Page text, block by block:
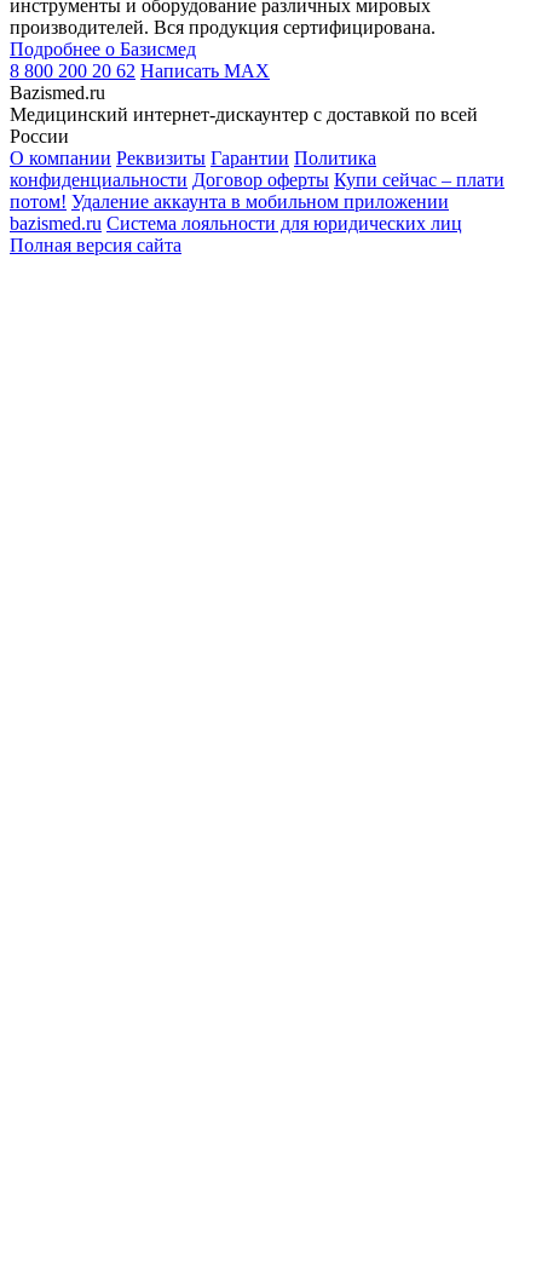
инструменты и оборудование различных мировых
производителей. Вся продукция сертифицирована.
Подробнее о Базисмед
8 800 200 20 62 Написать MAX
Bazismed.ru
Медицинский интернет-дискаунтер с доставкой по всей
России
О компании Реквизиты Гарантии Политика
конфиденциальности Договор оферты Купи сейчас – плати
потом! Удаление аккаунта в мобильном приложении
bazismed.ru Система лояльности для юридических лиц
Полная версия сайта